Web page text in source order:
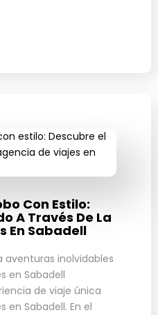
Con Estilo:
A Través De La
En Sabadell
inolvidables
en Sabadell
de viaje única
en Sabadell. En el